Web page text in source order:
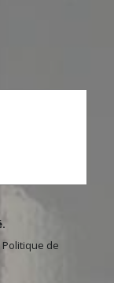
Politique de